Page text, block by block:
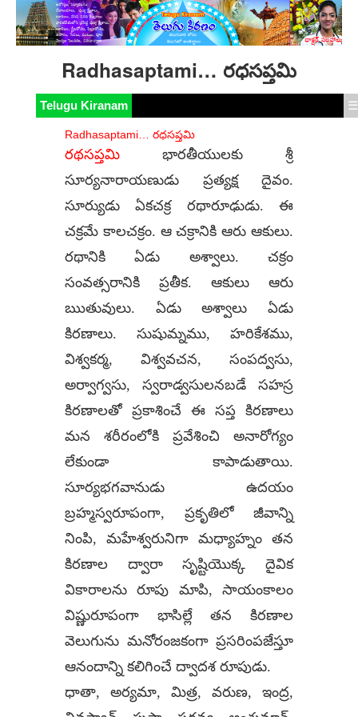
Radhasaptami… రధసప్తమి
Telugu Kiranam ☰
Radhasaptami… రధసప్తమి
రథసప్తమి భారతీయులకు శ్రీ
సూర్యనారాయణుడు ప్రత్యక్ష దైవం.
సూర్యుడు ఏకచక్ర రథారూఢుడు. ఈ
చక్రమే కాలచక్రం. ఆ చక్రానికి ఆరు ఆకులు.
రథానికి ఏడు అశ్వాలు. చక్రం
సంవత్సరానికి ప్రతీక. ఆకులు ఆరు
ఋతువులు. ఏడు అశ్వాలు ఏడు
కిరణాలు. సుషుమ్నము, హరికేశము,
విశ్వకర్మ, విశ్వవచన, సంపద్వసు,
అర్వాగ్వసు, స్వరాడ్వసులనబడే సహస్ర
కిరణాలతో ప్రకాశించే ఈ సప్త కిరణాలు
మన శరీరంలోకి ప్రవేశించి అనారోగ్యం
లేకుండా కాపాడుతాయి.
సూర్యభగవానుడు ఉదయం
బ్రహ్మస్వరూపంగా, ప్రకృతిలో జీవాన్ని
నింపి, మహేశ్వరునిగా మధ్యాహ్నం తన
కిరణాల ద్వారా సృష్టియొక్క దైవిక
వికారాలను రూపు మాపి, సాయంకాలం
విష్ణురూపంగా భాసిల్లే తన కిరణాల
వెలుగును మనోరంజకంగా ప్రసరింపజేస్తూ
ఆనందాన్ని కలిగించే ద్వాదశ రూపుడు.
ధాతా, అర్యమా, మిత్ర, వరుణ, ఇంద్ర,